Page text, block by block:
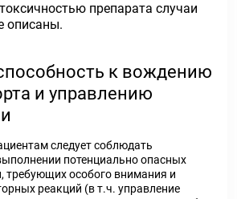
препарата случаи
описаны.
к вождению
и управлению
следует соблюдать
потенциально опасных
требующих особого внимания и
реакций (в т.ч. управление